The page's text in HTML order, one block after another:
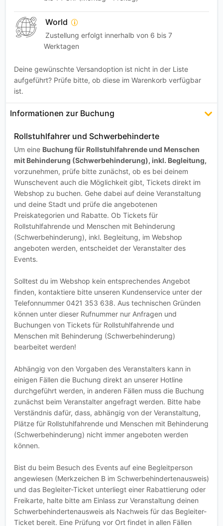
World
Zustellung erfolgt innerhalb von 6 bis 7
Werktagen
Deine gewünschte Versandoption ist nicht in der Liste
aufgeführt? Prüfe bitte, ob diese im Warenkorb verfügbar
ist.
Informationen zur Buchung
Rollstuhlfahrer und Schwerbehinderte
Um eine Buchung für Rollstuhlfahrende und Menschen
mit Behinderung (Schwerbehinderung), inkl. Begleitung,
vorzunehmen, prüfe bitte zunächst, ob es bei deinem
Wunschevent auch die Möglichkeit gibt, Tickets direkt im
Webshop zu buchen. Gehe dabei auf deine Veranstaltung
und deine Stadt und prüfe die angebotenen
Preiskategorien und Rabatte. Ob Tickets für
Rollstuhlfahrende und Menschen mit Behinderung
(Schwerbehinderung), inkl. Begleitung, im Webshop
angeboten werden, entscheidet der Veranstalter des
Events.
Solltest du im Webshop kein entsprechendes Angebot
finden, kontaktiere bitte unseren Kundenservice unter der
Telefonnummer 0421 353 638. Aus technischen Gründen
können unter dieser Rufnummer nur Anfragen und
Buchungen von Tickets für Rollstuhlfahrende und
Menschen mit Behinderung (Schwerbehinderung)
bearbeitet werden!
Abhängig von den Vorgaben des Veranstalters kann in
einigen Fällen die Buchung direkt an unserer Hotline
durchgeführt werden, in anderen Fällen muss die Buchung
zunächst beim Veranstalter angefragt werden. Bitte habe
Verständnis dafür, dass, abhängig von der Veranstaltung,
Plätze für Rollstuhlfahrende und Menschen mit Behinderung
(Schwerbehinderung) nicht immer angeboten werden
können.
Bist du beim Besuch des Events auf eine Begleitperson
angewiesen (Merkzeichen B im Schwerbehindertenausweis)
und das Begleiter-Ticket unterliegt einer Rabattierung oder
Freikarte, halte bitte am Einlass zur Veranstaltung deinen
Schwerbehindertenausweis als Nachweis für das Begleiter-
Ticket bereit. Eine Prüfung vor Ort findet in allen Fällen